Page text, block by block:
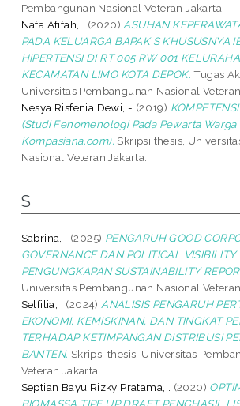
Pembangunan Nasional Veteran Jakarta.
Nafa Afifah, .
(2020) ASUHAN
PADA KELUARGA BAPAK S KHUSUSNYA
HIPERTENSI DI RT 005 RW 001
KECAMATAN LIMO KOTA DEPOK. Tugas
Universitas Pembangunan Nasional Veteran
Nesya Risfenia Dewi, - (2019)
(Studi Fenomenologi Pada Pewarta Warga
Kompasiana.com). Skripsi thesis,
Nasional Veteran Jakarta.
S
Sabrina, . (2025) PENGARUH GOOD
GOVERNANCE DAN POLITICAL
PENGUNGKAPAN SUSTAINABILITY
Universitas Pembangunan Nasional Veteran
Selfilia, .
(2024) ANALISIS PENGARUH
EKONOMI, KEMISKINAN, DAN TINGKAT
TERHADAP KETIMPANGAN DISTRIBUSI
BANTEN. Skripsi thesis, Universitas
Veteran Jakarta.
Septian Bayu Rizky Pratama, .
(2020)